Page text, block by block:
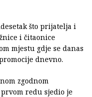
što prijatelja i
i čitaonice
mjestu gdje se danas
dnevno.
zgodnom
redu sjedio je